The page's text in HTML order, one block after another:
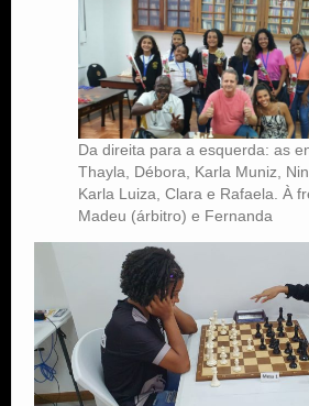
Da direita para a esquerda: as
Thayla, Débora, Karla Muniz,
Karla Luiza, Clara e Rafaela. À
Madeu (árbitro) e Fernanda